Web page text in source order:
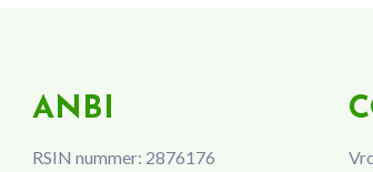
ANBI
RSIN nummer: 2876176